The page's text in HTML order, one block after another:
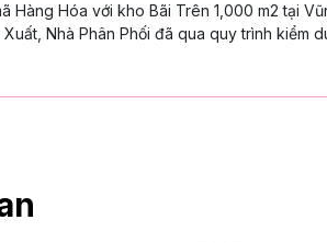
Hàng Hóa với kho Bãi Trên 1,000 m2 tại
Nhà Phân Phối đã qua quy trình kiểm